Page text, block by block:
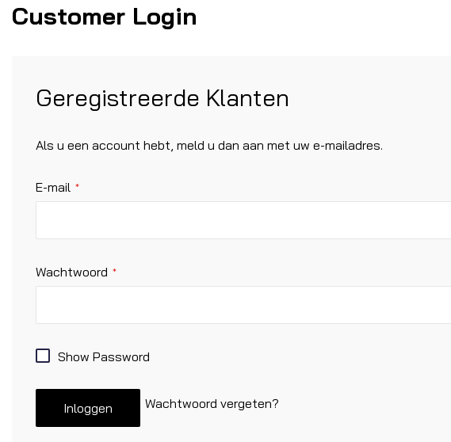
Customer Login
Geregistreerde Klanten
Als u een account hebt, meld u dan aan met uw e-mailadres.
E-mail
Wachtwoord
Show Password
Inloggen Wachtwoord vergeten?